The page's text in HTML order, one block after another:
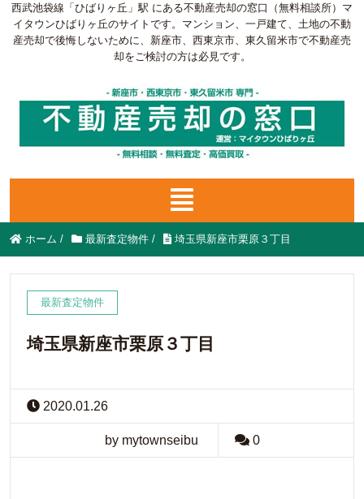
西武池袋線「ひばりヶ丘」駅 にある不動産売却の窓口（無料相談所）マ
イタウンひばりヶ丘のサイトです。マンション、一戸建て、土地の不動
産売却で後悔しないために、新座市、西東京市、東久留米市で不動産売
却をご検討の方は必見です。
ホーム / 最新査定物件 / 埼玉県新座市栗原３丁目
最新査定物件
埼玉県新座市栗原３丁目
2020.01.26
by mytownseibu 0